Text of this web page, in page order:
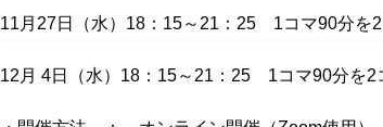
11月27日（水）18：15～21：25 1コマ90分を
12月 4日（水）18：15～21：25 1コマ90分を2